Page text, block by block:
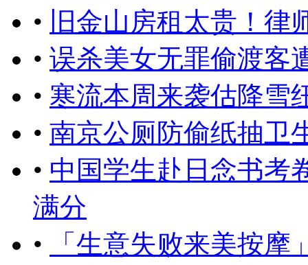
•
旧金山房租太贵！
• 误杀美女无罪偷渡客
• 寒流本周来袭估降雪
• 南京公厕防偷纸抽卫
• 中国学生赴日念书考
满分
•
「生意失败来美按